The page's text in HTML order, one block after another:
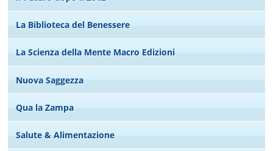
La Biblioteca del Benessere
La Scienza della Mente Macro Edizioni
Nuova Saggezza
Qua la Zampa
Salute & Alimentazione